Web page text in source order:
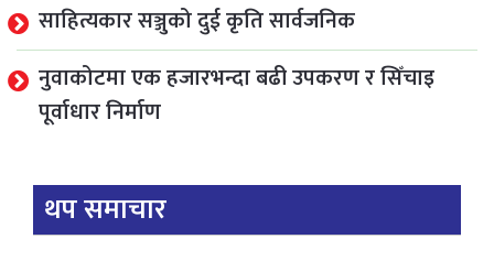
साहित्यकार सञ्जुको दुई कृति सार्वजनिक
नुवाकोटमा एक हजारभन्दा बढी उपकरण र सिँचाइ
पूर्वाधार निर्माण
थप समाचार